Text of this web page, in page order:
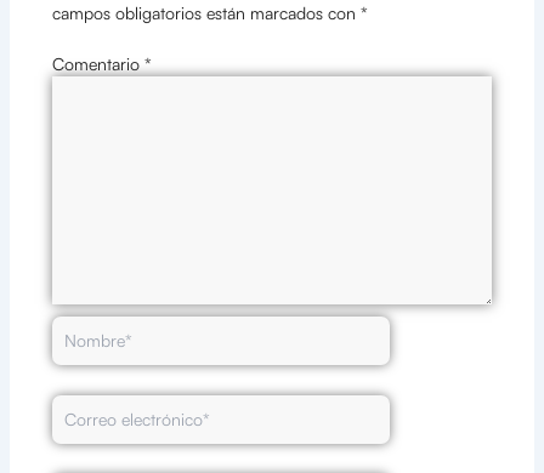
campos obligatorios están marcados con *
Comentario *
Nombre*
Correo
electrónico*